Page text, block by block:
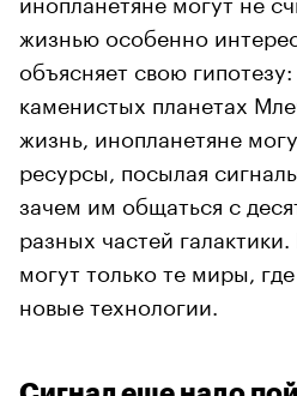
жизнью особенно
объясняет свою
каменистых планетах
жизнь, инопланетяне
ресурсы, посылая
зачем им общаться с
разных частей
могут только те миры,
новые технологии.